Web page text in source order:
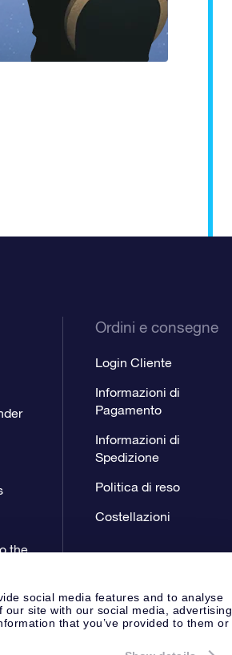
social media features and to analyse
site with our social media, advertising
that you’ve provided to them or
the
Ordini e consegne
Login Cliente
Informazioni di
Pagamento
Informazioni di
Spedizione
Politica di reso
Costellazioni